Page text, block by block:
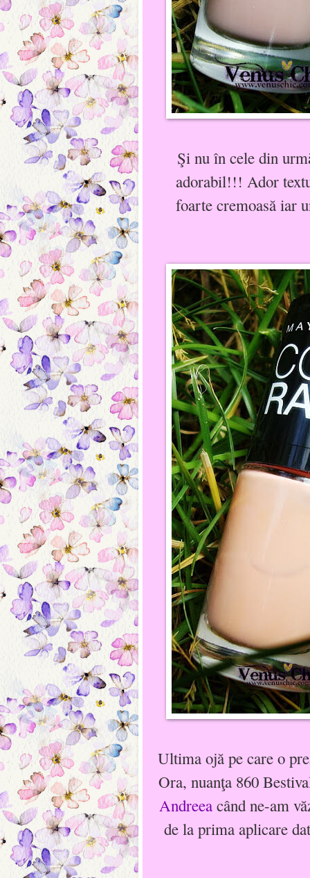
Şi nu în cele din
adorabil!!! Ador
foarte cremoasă iar
Ultima ojă pe care o
Ora, nuanţa 860
Andreeacând ne-am
de la prima aplicare